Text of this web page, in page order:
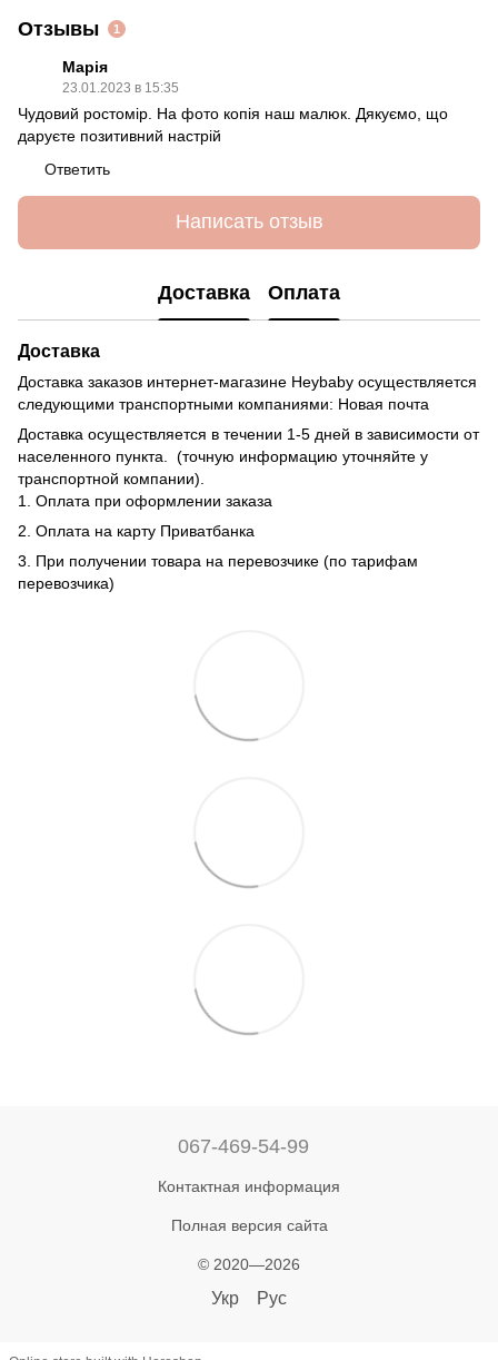
Отзывы 1
Марія
23.01.2023 в 15:35
Чудовий ростомір. На фото копія наш малюк. Дякуємо, що
даруєте позитивний настрій
Ответить
Написать отзыв
Доставка Оплата
Доставка
Доставка заказов интернет-магазине Heybaby осуществляется
следующими транспортными компаниями: Новая почта
Доставка осуществляется в течении 1-5 дней в зависимости от
населенного пункта. (точную информацию уточняйте у
транспортной компании).
1. Оплата при оформлении заказа
2. Оплата на карту Приватбанка
3. При получении товара на перевозчике (по тарифам
перевозчика)
067-469-54-99
Контактная информация
Полная версия сайта
© 2020—2026
Укр Рус